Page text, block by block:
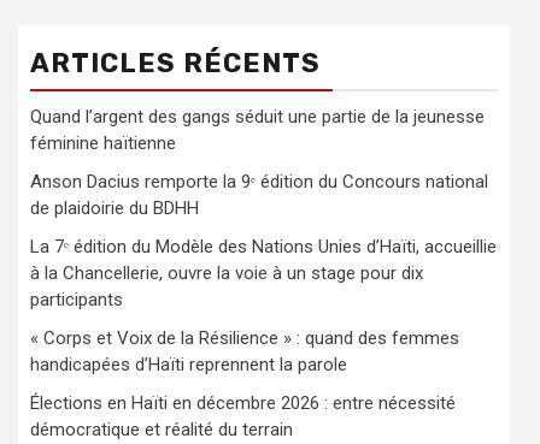
ARTICLES RÉCENTS
Quand l’argent des gangs séduit une partie de la jeunesse
féminine haïtienne
Anson Dacius remporte la 9ᵉ édition du Concours national
de plaidoirie du BDHH
La 7ᵉ édition du Modèle des Nations Unies d’Haïti, accueillie
à la Chancellerie, ouvre la voie à un stage pour dix
participants
« Corps et Voix de la Résilience » : quand des femmes
handicapées d’Haïti reprennent la parole
Élections en Haïti en décembre 2026 : entre nécessité
démocratique et réalité du terrain